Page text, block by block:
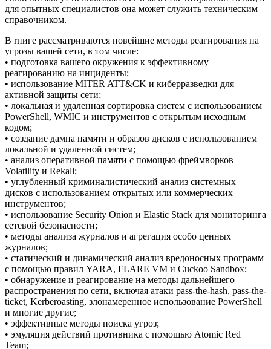
для опытных специалистов она может служить техническим
справочником.
В rниге рассматриваются новейшие методы реагирования на
угрозы вашей сети, в том числе:
• подготовка вашего окружения к эффективному
реагированию на инциденты;
• использование MITER ATT&CK и киберразведки для
активной защиты сети;
• локальная и удаленная сортировка систем с использованием
PowerShell, WMIC и инструментов с открытым исходным
кодом;
• создание дампа памяти и образов дисков с использованием
локальной и удаленной систем;
• анализ оперативной памяти с помощью фреймворков
Volatility и Rekall;
• углубленный криминалистический анализ системных
дисков с использованием открытых или коммерческих
инструментов;
• использование Security Onion и Elastic Stack для мониторинга
сетевой безопасности;
• методы анализа журналов и агрегация особо ценных
журналов;
• статический и динамический анализ вредоносных программ
с помощью правил YARA, FLARE VM и Cuckoo Sandbox;
• обнаружение и реагирование на методы дальнейшего
распространения по сети, включая атаки pass-the-hash, pass-the-
ticket, Kerberoasting, злонамеренное использование PowerShell
и многие другие;
• эффективные методы поиска угроз;
• эмуляция действий противника с помощью Atomic Red
Team;